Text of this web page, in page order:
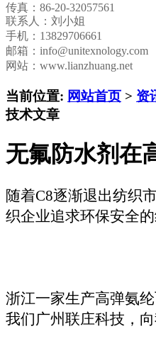
传真： 86-20-32057561
联系人：刘小姐
手机：13829706661
邮箱： info@unitexnology.com
网站：www.lianzhuang.net
当前位置: 网站首页 > 资
技术文章
无氟防水剂在
随着C8逐渐退出纺织
织企业追求环保安全
浙江一家生产高弹氨
我们广州联庄科技，